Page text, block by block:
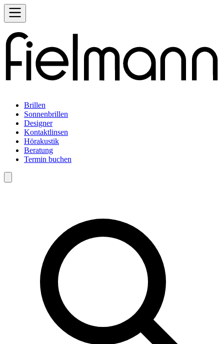
Brillen
Sonnenbrillen
Designer
Kontaktlinsen
Hörakustik
Beratung
Termin buchen